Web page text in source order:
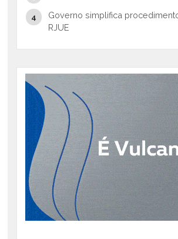
Governo simplifica
RJUE